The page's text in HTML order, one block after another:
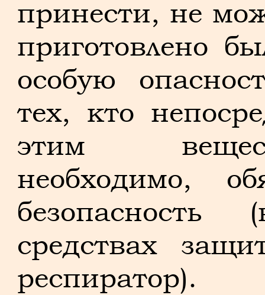
принести, не
приготовлено
особую
тех, кто
этим
необходимо,
безопасность
средствах
респиратор).